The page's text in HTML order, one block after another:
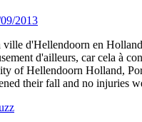
d'Hellendoorn en
d'ailleurs, car cela à
of Hellendoorn Holland,
their fall and no injuries